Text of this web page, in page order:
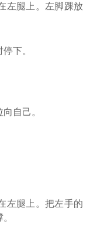
左腿上。左脚踝放
下。
自己。
左腿上。把左手的